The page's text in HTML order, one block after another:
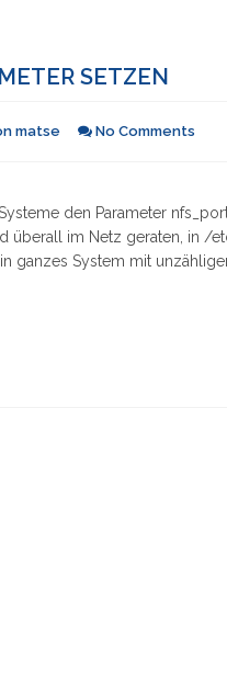
SETZEN
matse No Comments
den Parameter
überall im Netz geraten, in /
ganzes System mit